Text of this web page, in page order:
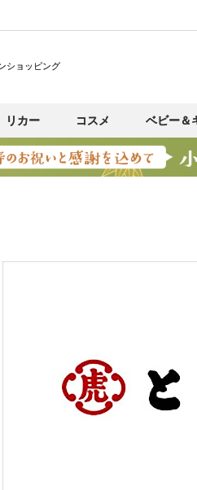
ショッピング
リカー コスメ ベビー＆